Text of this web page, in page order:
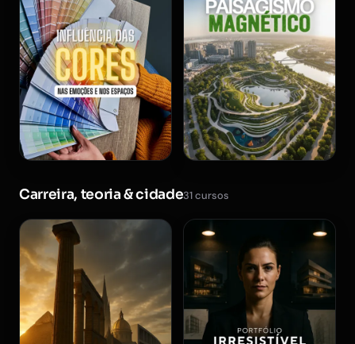
Carreira, teoria & cidade31 cursos